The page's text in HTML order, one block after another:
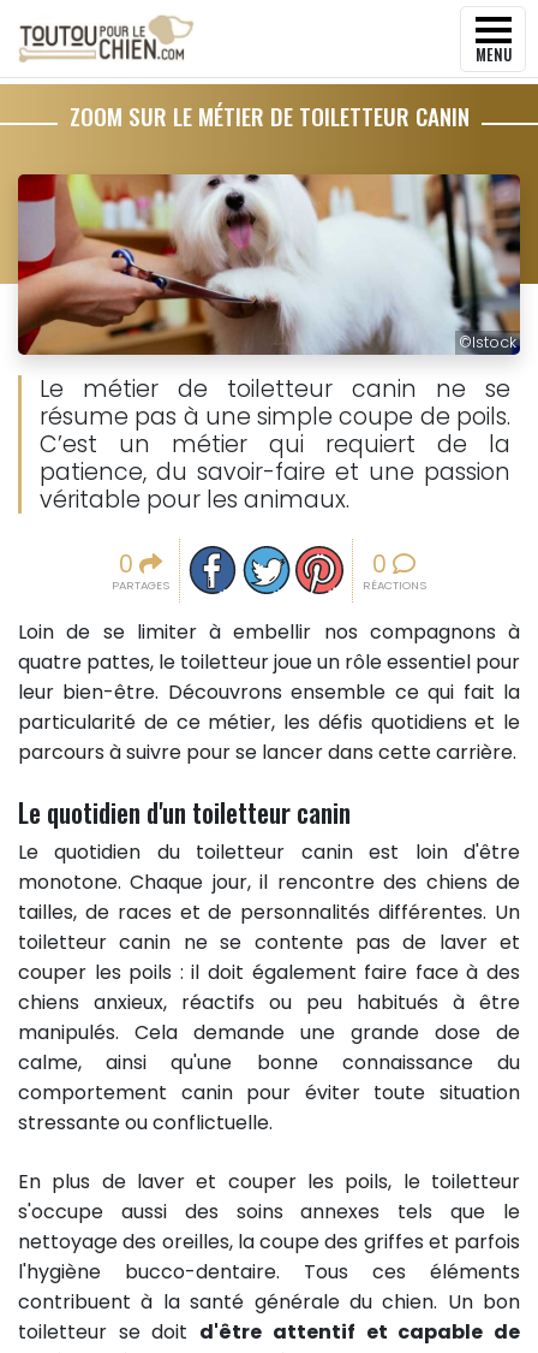
MENU
ZOOM SUR LE MÉTIER DE TOILETTEUR CANIN
©Istock
Le métier de toiletteur canin ne se
résume pas à une simple coupe de poils.
C’est un métier qui requiert de la
patience, du savoir-faire et une passion
véritable pour les animaux.
0
PARTAGES
Partager sur facebook
Partager sur Twitter
Epingler sur Pinterest
0
RÉACTIONS
Loin de se limiter à embellir nos compagnons à
quatre pattes, le toiletteur joue un rôle essentiel pour
leur bien-être. Découvrons ensemble ce qui fait la
particularité de ce métier, les défis quotidiens et le
parcours à suivre pour se lancer dans cette carrière.
Le quotidien d'un toiletteur canin
Le quotidien du toiletteur canin est loin d'être
monotone. Chaque jour, il rencontre des chiens de
tailles, de races et de personnalités différentes. Un
toiletteur canin ne se contente pas de laver et
couper les poils : il doit également faire face à des
chiens anxieux, réactifs ou peu habitués à être
manipulés. Cela demande une grande dose de
calme, ainsi qu'une bonne connaissance du
comportement canin pour éviter toute situation
stressante ou conflictuelle.
En plus de laver et couper les poils, le toiletteur
s'occupe aussi des soins annexes tels que le
nettoyage des oreilles, la coupe des griffes et parfois
l'hygiène bucco-dentaire. Tous ces éléments
contribuent à la santé générale du chien. Un bon
toiletteur se doit d'être attentif et capable de